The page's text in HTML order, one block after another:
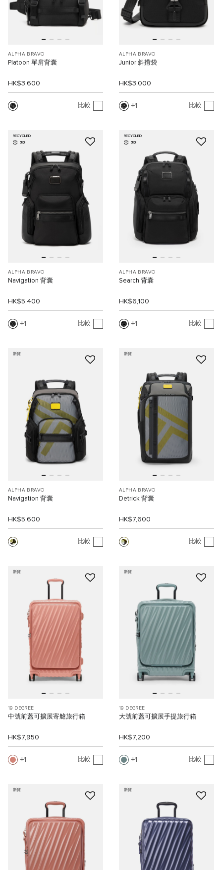
ALPHA BRAVO
Platoon 單肩背囊
HK$3,600
比較
ALPHA BRAVO
Junior 斜揹袋
HK$3,000
1 比較
RECYCLED
3D
ALPHA BRAVO
Navigation 背囊
HK$5,400
1 比較
RECYCLED
3D
ALPHA BRAVO
Search 背囊
HK$6,100
1 比較
新貨
ALPHA BRAVO
Navigation 背囊
HK$5,600
比較
新貨
ALPHA BRAVO
Detrick 背囊
HK$7,600
比較
新貨
19 DEGREE
中號前蓋可擴展寄艙旅行箱
HK$7,950
1 比較
新貨
19 DEGREE
大號前蓋可擴展手提旅行箱
HK$7,200
1 比較
新貨 新貨